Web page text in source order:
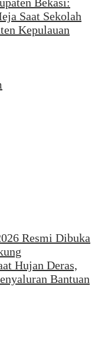
Saat Sekolah
Kepulauan
Resmi Dibuka
Hujan Deras,
Bantuan